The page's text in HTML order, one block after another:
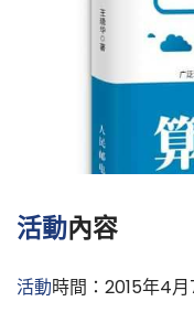
活動內容
活動時間：2015年4